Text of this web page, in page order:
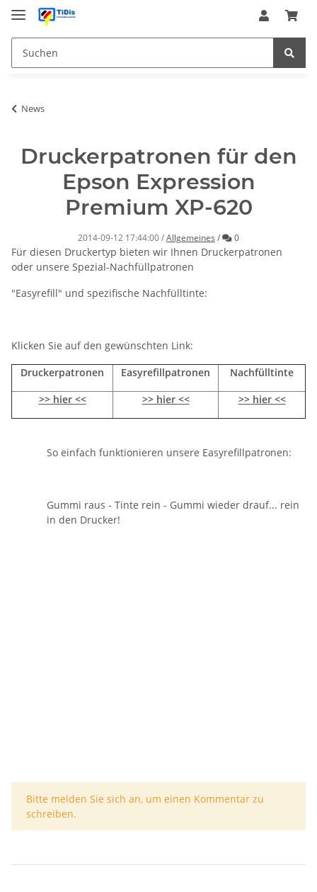
News
Druckerpatronen für den
Epson Expression
Premium XP-620
2014-09-12 17:44:00/Allgemeines / Kommentare
0
Für diesen Druckertyp bieten wir Ihnen Druckerpatronen
oder unsere Spezial-Nachfüllpatronen
"Easyrefill" und spezifische Nachfülltinte:
Klicken Sie auf den gewünschten Link:
Druckerpatronen
Easyrefillpatronen
Nachfülltinte
>> hier <<
>> hier << >> hier <<
So einfach funktionieren unsere Easyrefillpatronen:
Gummi raus - Tinte rein - Gummi wieder drauf... rein
in den Drucker!
x
Bitte melden Sie sich an, um einen Kommentar zu
schreiben.